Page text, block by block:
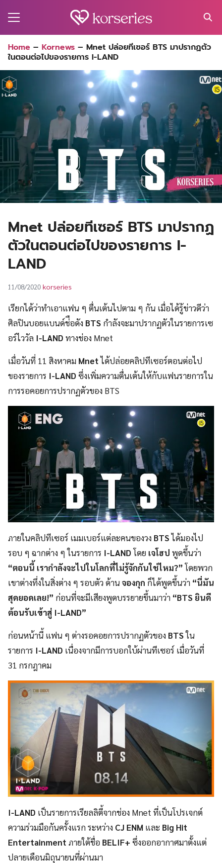
for:
Home – Kornews – Mnet ปล่อยทีเซอร์ BTS มาปรากฏตัว
ในตอนต่อไปของรายการ I-LAND
Mnet ปล่อยทีเซอร์ BTS มาปรากฏ
ตัวในตอนต่อไปของรายการ I-
LAND
11/08/2020 korseries
เรียกได้ว่าทำเอาแฟน ๆ ตื่นเต้นไปตาม ๆ กัน เมื่อได้รู้ข่าวดีว่า
ศิลปินบอยแบนด์ช่ือดัง BTS กำลังจะมาปรากฏตัวในรายการเซ
อร์ไววัล I-LAND ทางช่อง Mnet
เมื่อวันที่ 11 สิงหาคม Mnetได้ปล่อยคลิปทีเซอร์ตอนต่อไป
ของรายการ I-LAND ซึ่งเพิ่มความตื่นเต้นให้กับแฟนรายการใน
การรอคอยการปรากฏตัวของ BTS
ภายในคลิปทีเซอร์ เมมเบอร์แต่ละคนของวง BTSได้มองไป
รอบ ๆ ฉากต่าง ๆ ในรายการ I-LANDโดย เจโฮป พูดขึ้นว่า
“ตอนนี้ เรากำลังจะไปในโลกที่ไม่รู้จักกันใช่ไหม?”โดยพวก
เขาต่างทึ่งในสิ่งต่าง ๆ รอบตัว ด้านจองกุก ก็ได้พูดขึ้นว่า “นี่มัน
สุดยอดเลย!” ก่อนที่จะมีเสียงพูดบรรยายขึ้นมาว่า “BTS ยินดี
ต้อนรับเข้าสู่ I-LAND”
ก่อนหน้านี้ แฟน ๆ ต่างรอคอยการปรากฏตัวของ BTSใน
รายการ I-LAND เนื่องจากมีการบอกใบ้ผ่านทีเซอร์ เมื่อวันที่
31 กรกฎาคม
I-LAND เป็นรายการเรียลลิตี้จากช่อง Mnet ที่เป็นโปรเจกต์
ความร่วมมือกันครั้งแรก ระหว่าง ​ CJ ENM และ Big Hit
Entertainment ภายใต้ชื่อ BELIF+ ซึ่งออกอากาศมาตั้งแต่
ปลายเดือนมิถุนายนที่ผ่านมา